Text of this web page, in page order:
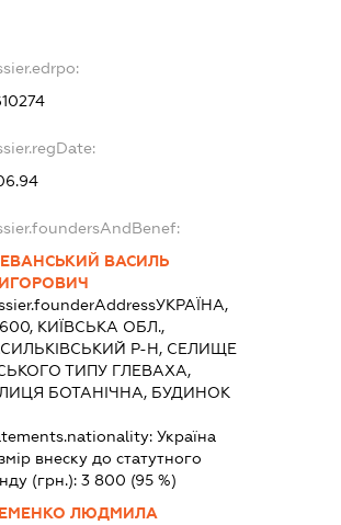
ВАСИЛЬ
УКРАЇНА,
КИЇВСЬКА ОБЛ.,
Р-Н, СЕЛИЩЕ
ТИПУ ГЛЕВАХА,
БОТАНІЧНА, БУДИНОК
Україна
внеску до статутного
(грн.): 3 800 (95 %)
ЛЮДМИЛА